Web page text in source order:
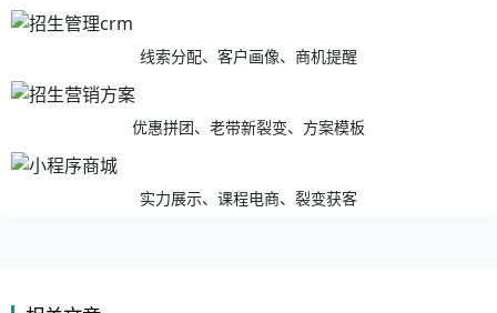
线索分配、客户画像、商机提醒
优惠拼团、老带新裂变、方案模板
实力展示、课程电商、裂变获客